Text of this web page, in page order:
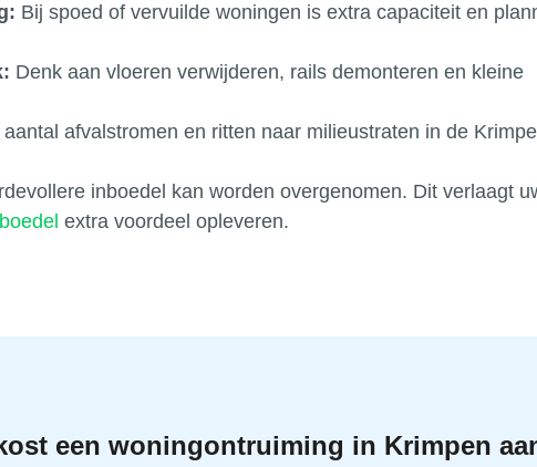
Bij spoed of vervuilde woningen is extra capaciteit en
Denk aan vloeren verwijderen, rails demonteren en kleine
aantal afvalstromen en ritten naar milieustraten in de
inboedel kan worden overgenomen. Dit verlaagt
extra voordeel opleveren.
een woningontruiming in Krimpen